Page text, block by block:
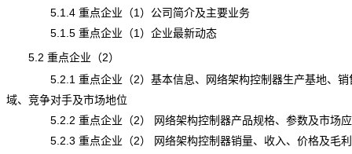
5.1.4 重点企业（1）公司简介及主要业务
5.1.5 重点企业（1）企业最新动态
5.2 重点企业（2）
5.2.1 重点企业（2）基本信息、网络架构控制器生产基地、销
域、竞争对手及市场地位
5.2.2 重点企业（2） 网络架构控制器产品规格、参数及市场
5.2.3 重点企业（2） 网络架构控制器销量、收入、价格及毛